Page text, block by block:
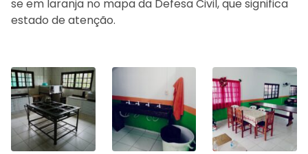
se em laranja no mapa da Defesa Civil, que significa
estado de atenção.